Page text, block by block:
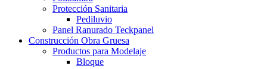
Protección Sanitaria
Pediluvio
Panel Ranurado Teckpanel
Construcción Obra Gruesa
Productos para Modelaje
Bloque